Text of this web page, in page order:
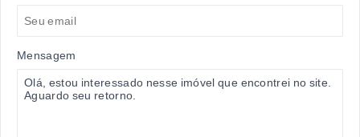
Mensagem